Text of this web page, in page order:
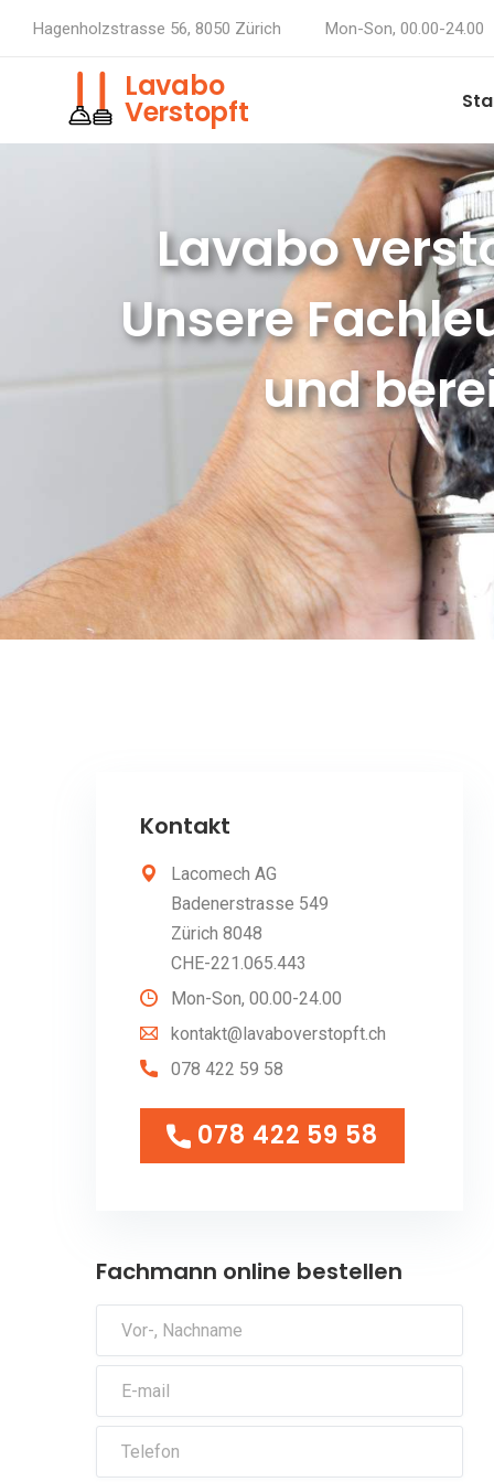
Hagenholzstrasse 56, 8050 Zürich Mon-Son, 00.00-24.00
Lavabo
Verstopft
Lavabo
Unsere
und
Kontakt
Lacomech AG
Badenerstrasse 549
Zürich 8048
CHE-221.065.443
Mon-Son, 00.00-24.00
kontakt@lavaboverstopft.ch
078 422 59 58
078 422 59 58
078 422 59 58
Fachmann online bestellen